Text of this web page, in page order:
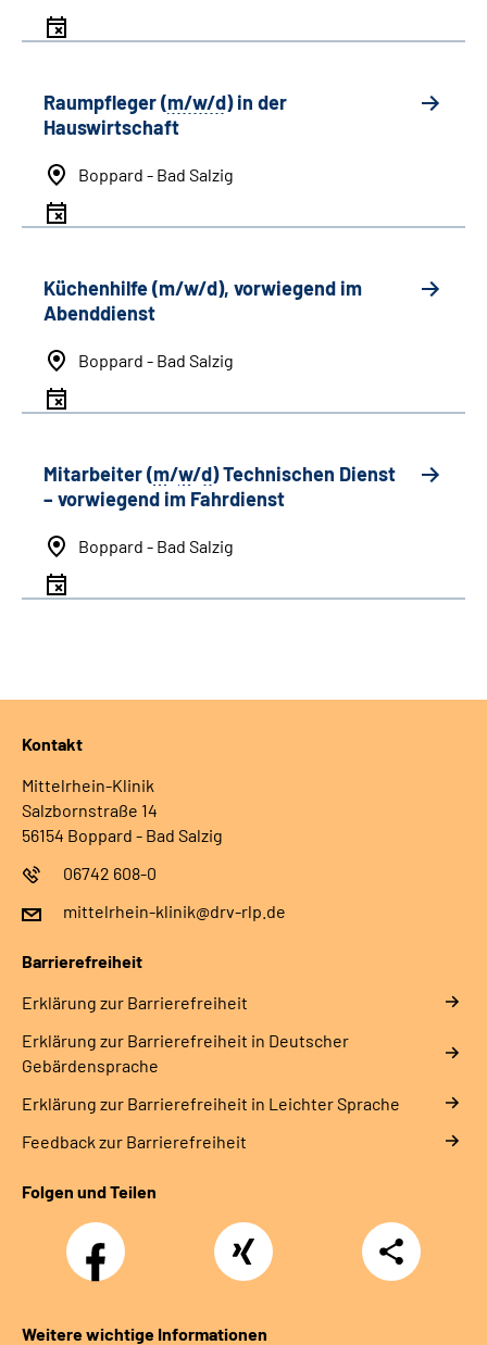
Raumpfleger (m/w/d) in der
Hauswirtschaft
Boppard - Bad Salzig
Küchenhilfe (m/w/d), vorwiegend im
Abenddienst
Boppard - Bad Salzig
Mitarbeiter (m/w/d) Technischen Dienst
– vorwiegend im Fahrdienst
Boppard - Bad Salzig
Kontakt
Mittelrhein-Klinik
Salzbornstraße 14
56154 Boppard - Bad Salzig
06742 608-0
mittelrhein-klinik@drv-rlp.de
Barrierefreiheit
Erklärung zur Barrierefreiheit
Erklärung zur Barrierefreiheit in Deutscher
Gebärdensprache
Erklärung zur Barrierefreiheit in Leichter Sprache
Feedback zur Barrierefreiheit
Folgen und Teilen
Facebook Xing
Teilen
Weitere wichtige Informationen